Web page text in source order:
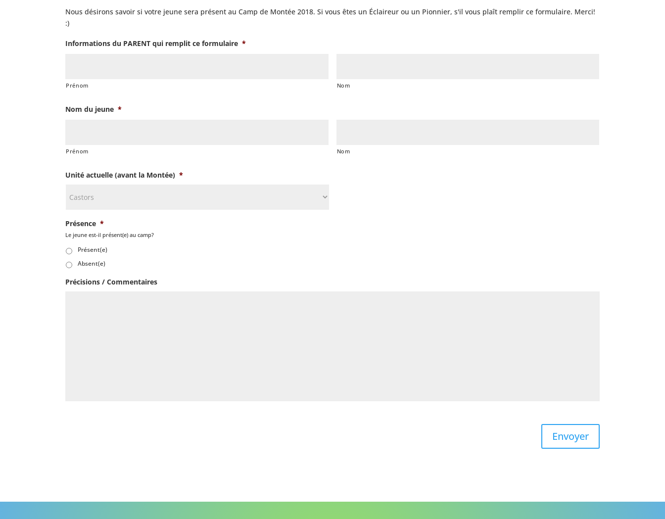
Nous désirons savoir si votre jeune sera présent au Camp de Montée 2018. Si vous êtes un Éclaireur ou un Pionnier, s'il vous plaît remplir ce formulaire. Merci!
:)
Informations du PARENT qui remplit ce formulaire *
Prénom Nom
Nom du jeune *
Prénom Nom
Unité actuelle (avant la Montée) *
Présence *
Le jeune est-il présent(e) au camp?
Présent(e)
Absent(e)
Précisions / Commentaires